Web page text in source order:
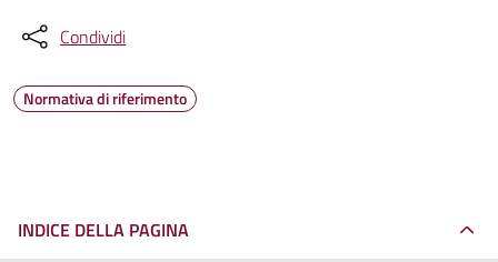
Condividi
Normativa di riferimento
INDICE DELLA PAGINA